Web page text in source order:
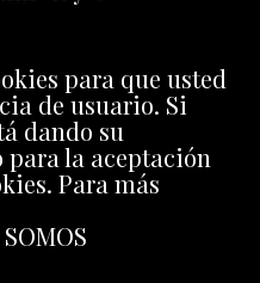
para que usted
de usuario. Si
dando su
la aceptación
Para más